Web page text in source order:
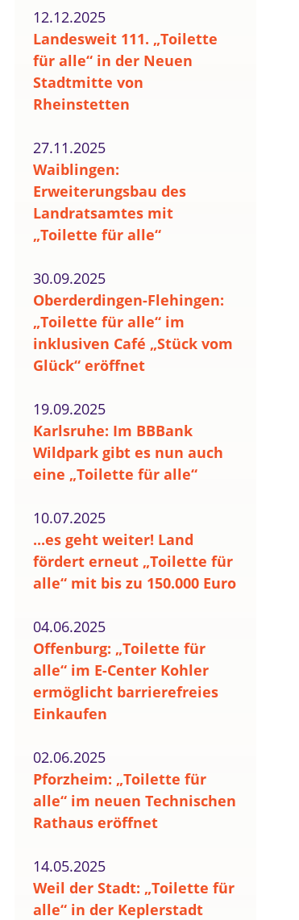
12.12.2025
Landesweit 111. „Toilette
für alle“ in der Neuen
Stadtmitte von
Rheinstetten
27.11.2025
Waiblingen:
Erweiterungsbau des
Landratsamtes mit
„Toilette für alle“
30.09.2025
Oberderdingen-Flehingen:
„Toilette für alle“ im
inklusiven Café „Stück vom
Glück“ eröffnet
19.09.2025
Karlsruhe: Im BBBank
Wildpark gibt es nun auch
eine „Toilette für alle“
10.07.2025
...es geht weiter! Land
fördert erneut „Toilette für
alle“ mit bis zu 150.000 Euro
04.06.2025
Offenburg: „Toilette für
alle“ im E-Center Kohler
ermöglicht barrierefreies
Einkaufen
02.06.2025
Pforzheim: „Toilette für
alle“ im neuen Technischen
Rathaus eröffnet
14.05.2025
Weil der Stadt: „Toilette für
alle“ in der Keplerstadt